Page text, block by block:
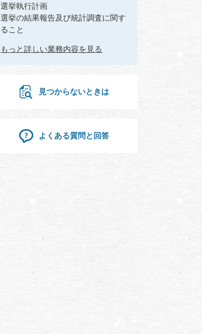
選挙執行計画
選挙の結果報告及び統計調査に関す
ること
もっと詳しい業務内容を見る
見つからないときは
よくある質問と回答